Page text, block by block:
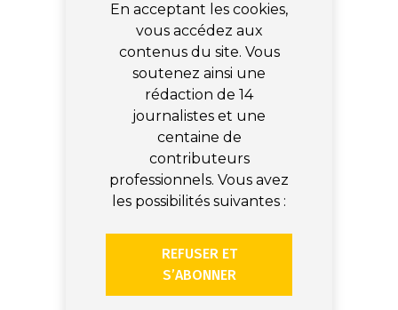
En acceptant les cookies,
vous accédez aux
contenus du site. Vous
soutenez ainsi une
rédaction de 14
journalistes et une
centaine de
contributeurs
professionnels. Vous avez
les possibilités suivantes :
REFUSER ET
S’ABONNER